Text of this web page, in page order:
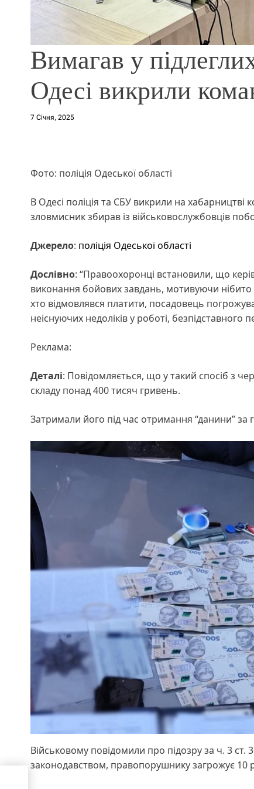
Вимагав у
Одесі викрили
7 Січня, 2025
Фото: поліція Одеської області
В Одесі поліція та СБУ викрили на хабарництві
зловмисник збирав із військовослужбовців
Джерело: поліція Одеської області
Дослівно: “Правоохоронці встановили, що
виконання бойових завдань, мотивуючи
хто відмовлявся платити, посадовець
неіснуючих недоліків у роботі, безпідставного
Реклама:
Деталі: Повідомляється, що у такий спосіб з
складу понад 400 тисяч гривень.
Затримали його під час отримання “данини” за
Військовому повідомили про підозру за ч. 3
законодавством, правопорушнику загрожує 10